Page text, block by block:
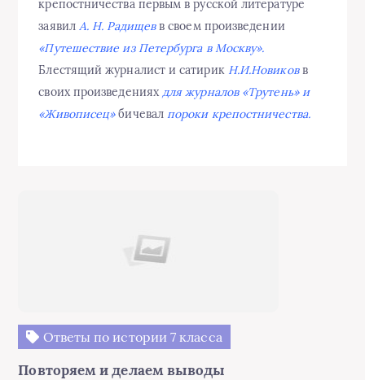
крепостничества первым в русской литературе
заявилА. Н. Радищевв своем произведении
«Путешествие из Петербурга в Москву».
Блестящий журналист и сатирикН.И.Новиковв
своих произведенияхдля журналов «Трутень» и
«Живописец»бичевалпороки крепостничества.
Ответы по истории 7 класса
Повторяем и делаем выводы